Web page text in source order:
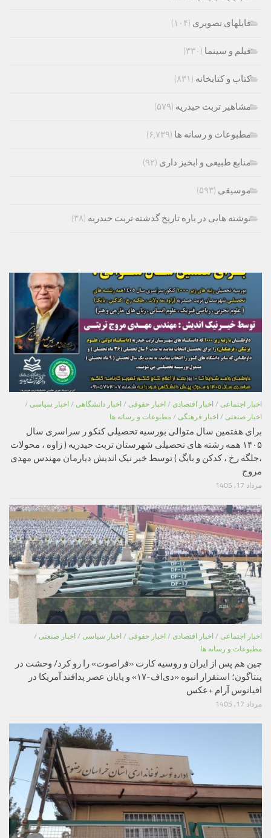
فایلهای تصویری (۱۰۴)
فیلم و سینما (۳۳۰)
کتاب و کتابخانه (۸۳۱)
مشاهیر تربت حیدریه (۵۷۹)
مطبوعات و رسانه ها (۶,۷۳۹)
منابع طبیعی و ابخیز داری (۹۲)
موسیقی (۵۹۳)
نوشته هایی در باره تاریخ گذشته تربت حیدریه (۳۸)
اخبار اجتماعی / اخبار اقتصادی / اخبار حقوقی / اخبار دانشگاهی / اخبار سیاسی /
اخبار صنعتی / اخبار فرهنگی / مطبوعات و رسانه ها
برای هفتمین سال متوالی بورسیه تحصیلی کنکو ر سراسری سال
۱۴۰۵ همه رشته های تحصیلی شهرستان تربت حیدریه ( زاوه ، محولات
،جلگه رخ ، کدکن و بایگ ) توسط خیر نیک اندیش دیارمان مهندس مهدی
مروج
مرداد 17, 1405
اخبار اجتماعی / اخبار اقتصادی / اخبار حقوقی / اخبار سیاسی / اخبار صنعتی /
مطبوعات و رسانه ها
چین هم پس از ایران و روسیه کارت «فراصوت» را رو کرد/ وحشت در
پنتاگون؛ استقرار انبوه «دی‌اف‑۱۷» و پایان عصر پدافند آمریکا در
اقیانوس آرام +عکس
مرداد 17, 1405